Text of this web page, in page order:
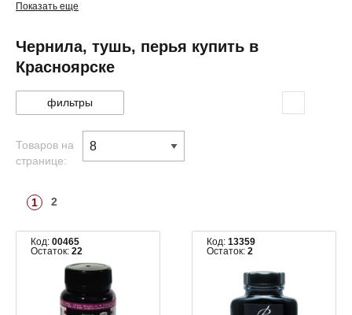
Чернила, тушь, перья купить в
Красноярске
Показать еще
фильтры
Товаров на
странице:
1 2
Код: 00465
Остаток: 22
Код:13359
Остаток:2